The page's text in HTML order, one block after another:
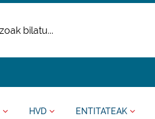
HVD ENTITATEAK